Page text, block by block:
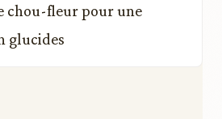
chou-fleur pour une
glucides